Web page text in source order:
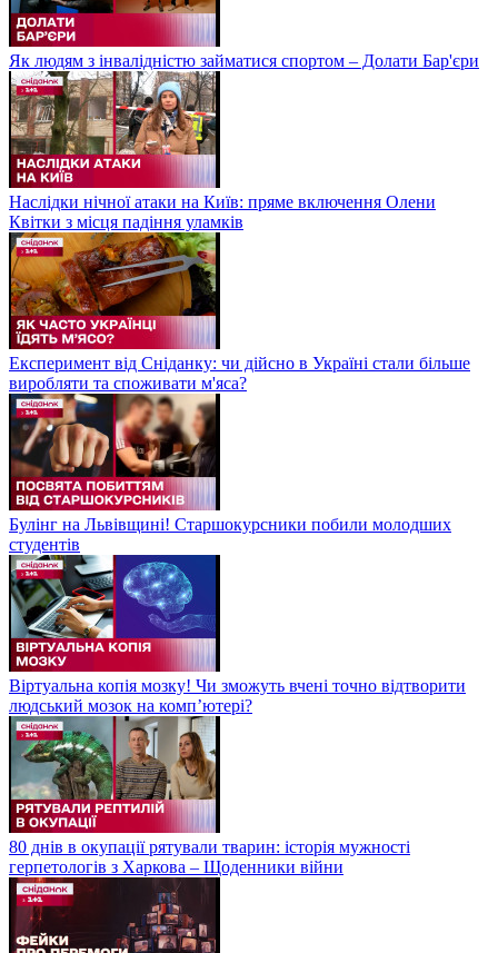
Як людям з інвалідністю займатися спортом – Долати Бар'єри
Наслідки нічної атаки на Київ: пряме включення Олени
Квітки з місця падіння уламків
Експеримент від Сніданку: чи дійсно в Україні стали більше
виробляти та споживати м'яса?
Булінг на Львівщині! Старшокурсники побили молодших
студентів
Віртуальна копія мозку! Чи зможуть вчені точно відтворити
людський мозок на компʼютері?
80 днів в окупації рятували тварин: історія мужності
герпетологів з Харкова – Щоденники війни